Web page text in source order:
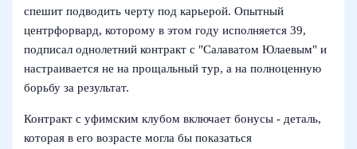
спешит подводить черту под карьерой. Опытный
центрфорвард, которому в этом году исполняется 39,
подписал однолетний контракт с "Салаватом Юлаевым" и
настраивается не на прощальный тур, а на полноценную
борьбу за результат.
Контракт с уфимским клубом включает бонусы - деталь,
которая в его возрасте могла бы показаться